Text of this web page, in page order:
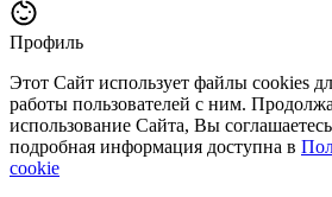
Профиль
Этот Сайт использует файлы cookies
работы пользователей с ним.
использование Сайта, Вы
подробная информация доступна в
cookie